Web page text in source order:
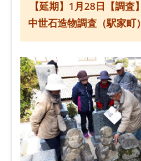
【延期】1月28日【調査】
中世石造物調査（駅家町）